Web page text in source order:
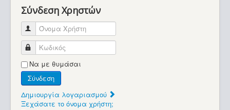
Σύνδεση Χρηστών
Όνομα Χρήστη
Κωδικός
Να με θυμάσαι
Σύνδεση
Δημιουργία λογαριασμού
Ξεχάσατε το όνομα χρήστη;